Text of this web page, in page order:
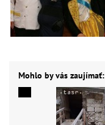
Mohlo by vás zaujímať: